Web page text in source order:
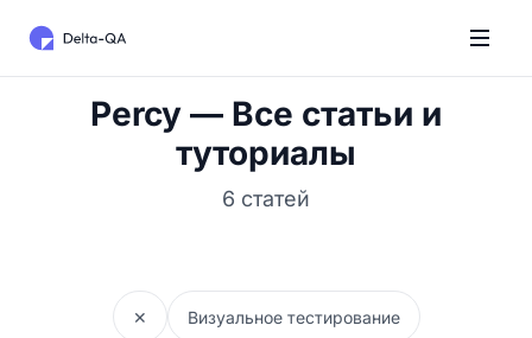
Percy — Все статьи и
туториалы
6 статей
✕ Визуальное тестирование